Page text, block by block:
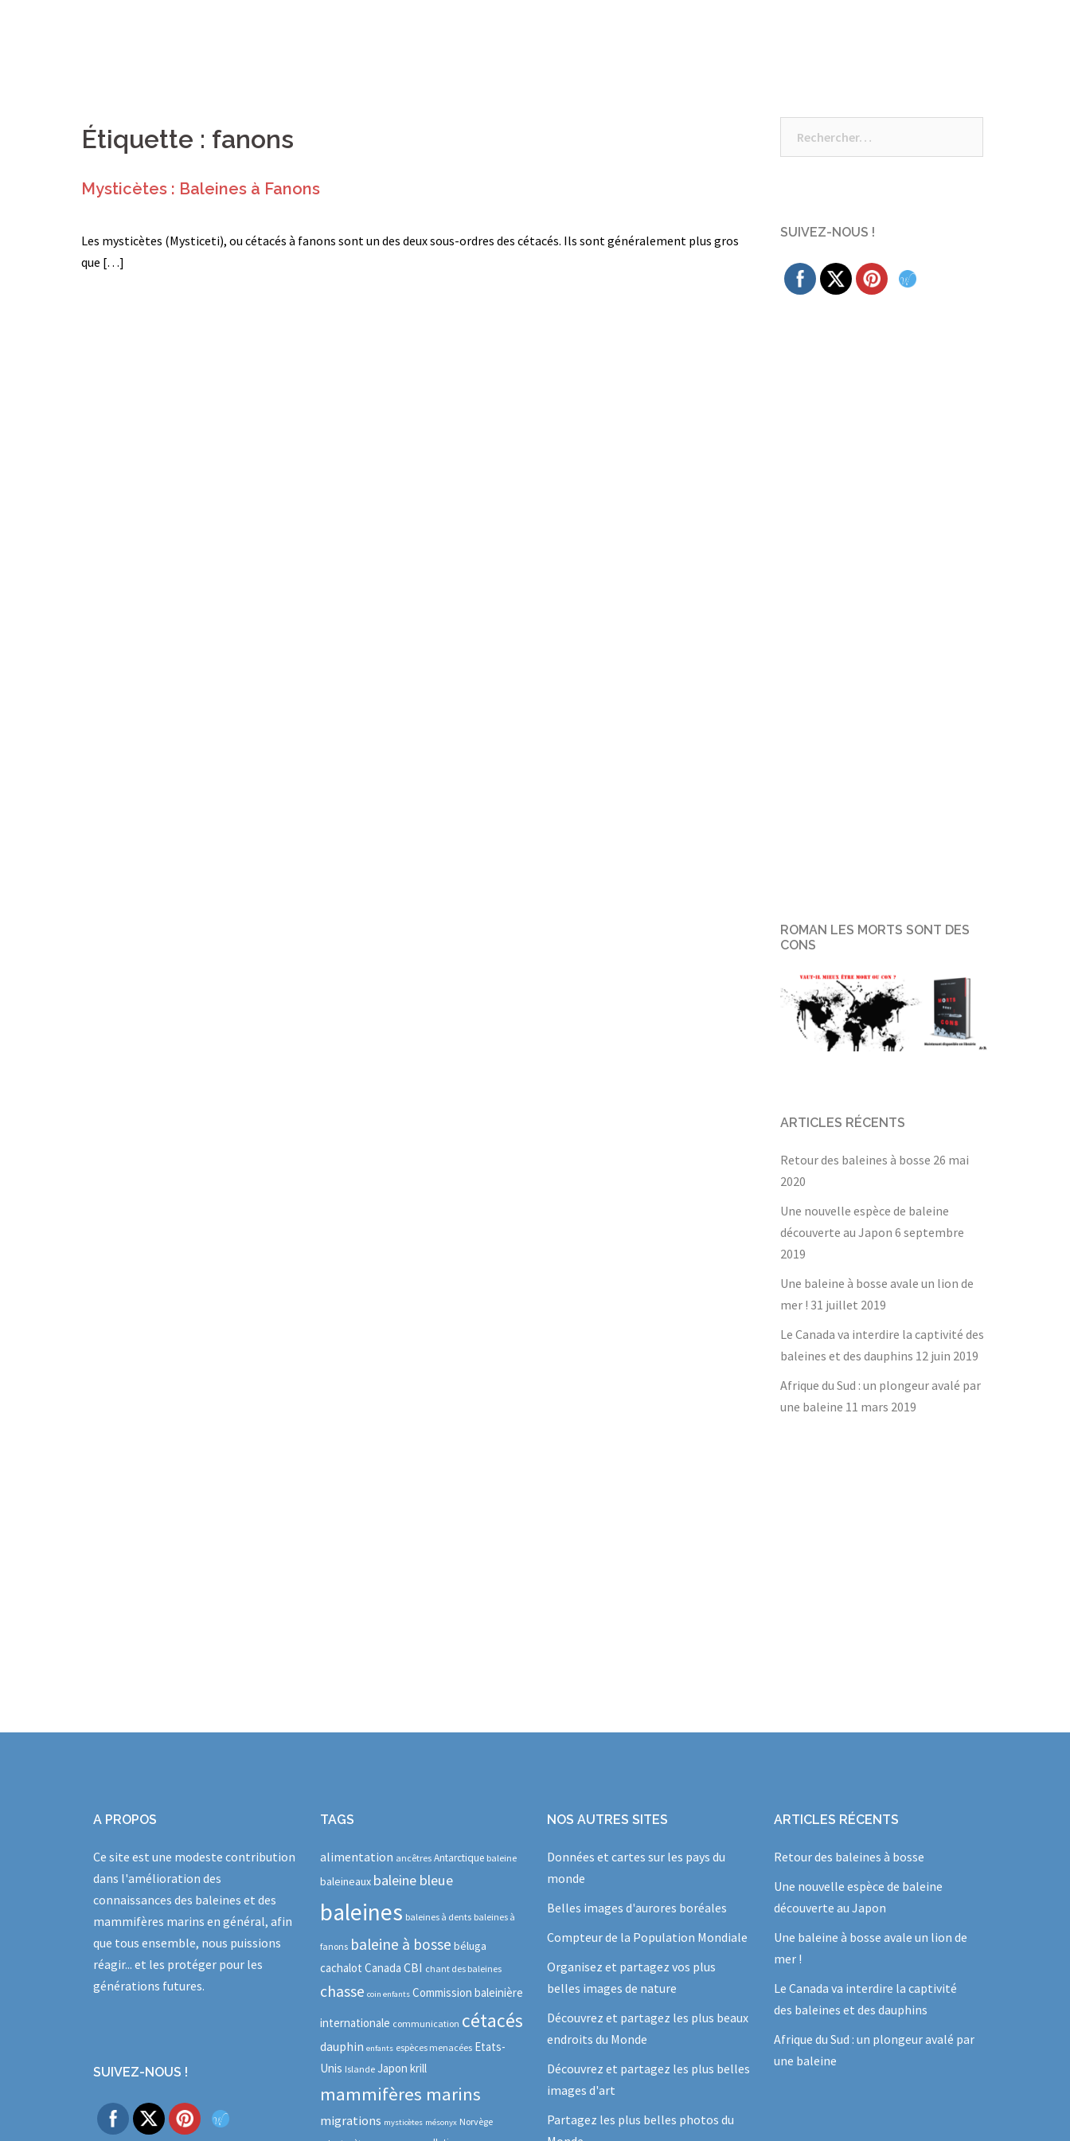
Étiquette : fanons
Mysticètes : Baleines à Fanons
Les mysticètes (Mysticeti), ou cétacés à fanons sont un des deux sous-ordres des cétacés. Ils sont généralement plus gros
que […]
SUIVEZ-NOUS !
ROMAN LES MORTS SONT DES
CONS
ARTICLES RÉCENTS
Retour des baleines à bosse 26 mai
2020
Une nouvelle espèce de baleine
découverte au Japon 6 septembre
2019
Une baleine à bosse avale un lion de
mer ! 31 juillet 2019
Le Canada va interdire la captivité des
baleines et des dauphins 12 juin 2019
Afrique du Sud : un plongeur avalé par
une baleine 11 mars 2019
A PROPOS
Ce site est une modeste contribution
dans l'amélioration des
connaissances des baleines et des
mammifères marins en général, afin
que tous ensemble, nous puissions
réagir... et les protéger pour les
générations futures.
SUIVEZ-NOUS !
TAGS
alimentation ancêtres Antarctique baleine
baleineaux baleine bleue
baleines baleines à dents baleines à
fanons baleine à bosse béluga
cachalot Canada CBI chant des baleines
chasse coin enfants Commission baleinière
internationale communication cétacés
dauphin enfants espèces menacées Etats-
Unis Islande Japon krill
mammifères marins
migrations mysticètes mésonyx Norvège
NOS AUTRES SITES
Données et cartes sur les pays du
monde
Belles images d'aurores boréales
Compteur de la Population Mondiale
Organisez et partagez vos plus
belles images de nature
Découvrez et partagez les plus beaux
endroits du Monde
Découvrez et partagez les plus belles
images d'art
Partagez les plus belles photos du
ARTICLES RÉCENTS
Retour des baleines à bosse
Une nouvelle espèce de baleine
découverte au Japon
Une baleine à bosse avale un lion de
mer !
Le Canada va interdire la captivité
des baleines et des dauphins
Afrique du Sud : un plongeur avalé par
une baleine